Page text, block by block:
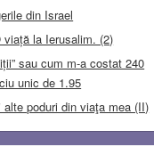
din Israel
viață la Ierusalim. (2)
sau cum m-a costat 240
unic de 1.95
alte poduri din viaţa mea (II)